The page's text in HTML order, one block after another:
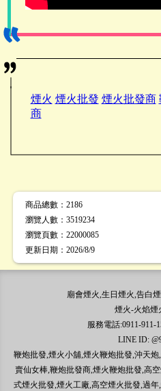
煙火 煙火批發 煙火批發商
商
商品總數 ：2186
瀏覽人數 ：3519234
瀏覽頁數 ：22000085
更新日期 ：2026/8/9
廟會煙火,生日煙火,告白
煙火-火焰煙
服務電話:0911-911-
LINE ID:
鞭炮批發,煙火小舖,煙火鞭炮批發,沖天
賣仙女棒,鞭炮批發商,煙火鞭炮批發,高
式煙火批發,煙火工廠,高空煙火批發,過